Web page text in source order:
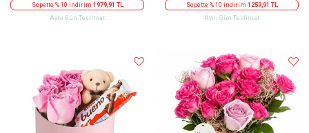
Sepette % 10 indirim 1979,91 TL
Aynı Gün Teslimat
Sepette % 10 indirim 1259,91 TL
Aynı Gün Teslimat